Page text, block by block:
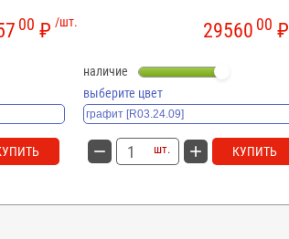
/шт.
00 ₽ 29560 00 ₽
наличие
выберите цвет
шт. КУПИТЬ